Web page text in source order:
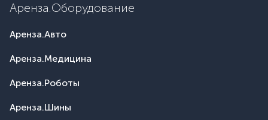
Аренза.Оборудование
Аренза.Авто
Аренза.Медицина
Аренза.Роботы
Аренза.Шины